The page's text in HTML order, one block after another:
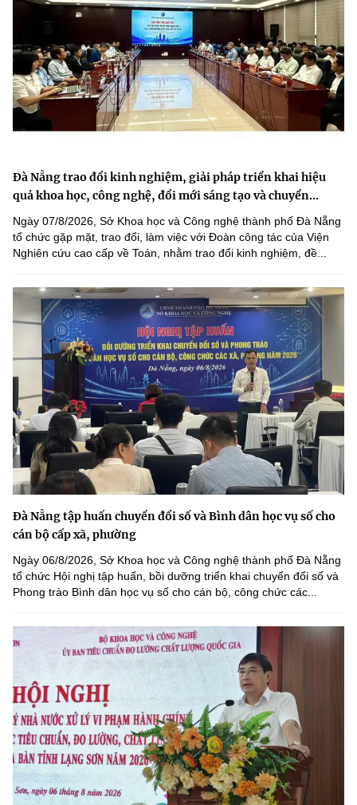
Đà Nẵng trao đổi kinh nghiệm, giải pháp triển khai hiệu
quả khoa học, công nghệ, đổi mới sáng tạo và chuyển...
Ngày 07/8/2026, Sở Khoa học và Công nghệ thành phố Đà Nẵng
tổ chức gặp mặt, trao đổi, làm việc với Đoàn công tác của Viện
Nghiên cứu cao cấp về Toán, nhằm trao đổi kinh nghiệm, đề...
Đà Nẵng tập huấn chuyển đổi số và Bình dân học vụ số cho
cán bộ cấp xã, phường
Ngày 06/8/2026, Sở Khoa học và Công nghệ thành phố Đà Nẵng
tổ chức Hội nghị tập huấn, bồi dưỡng triển khai chuyển đổi số và
Phong trào Bình dân học vụ số cho cán bộ, công chức các...